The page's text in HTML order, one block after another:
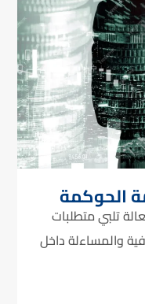
الحوكمة
تلبي متطلبات
والمساءلة داخل